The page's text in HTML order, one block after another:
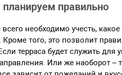
правильно
всего необходимо учесть,
Кроме того, это позволит
терраса будет служить
Или же наоборот